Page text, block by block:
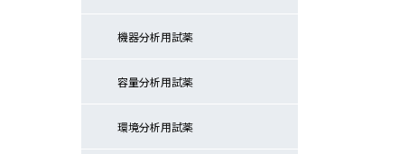
機器分析用試薬
容量分析用試薬
環境分析用試薬